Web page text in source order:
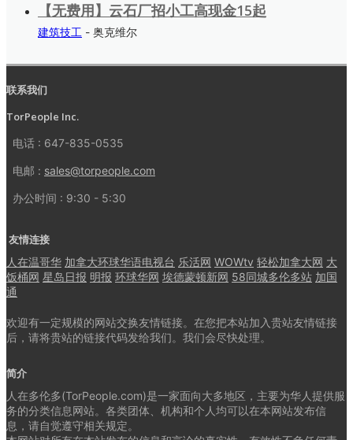
【无费用】云石厂招小工高现金15起
建筑技工 - 奥克维尔
联系我们
TorPeople Inc.
电话 : 647-835-0535
电邮 : sales@torpeople.com
办公时间 : 9:30 - 5:30
友情连接
人在温哥华 加拿大环球华语电视台 乐活网 WOWtv 轻松加拿大网 大
饭桶网 星岛日报 明报 环球华网 埃德蒙顿新网 58同城多伦多站 加国
通
欢迎有一定规模的网站交换友情链接。在您把本站加入贵站友情链接
后，请将贵站的链接代码发给我们。我们会尽快处理。
简介
人在多伦多(TorPeople.com)是一家面向大多地区，主要为华人提供服
务的分类信息网站。各类团体、机构和个人均可以在本网站发布信
息，请自觉遵守相关规定。